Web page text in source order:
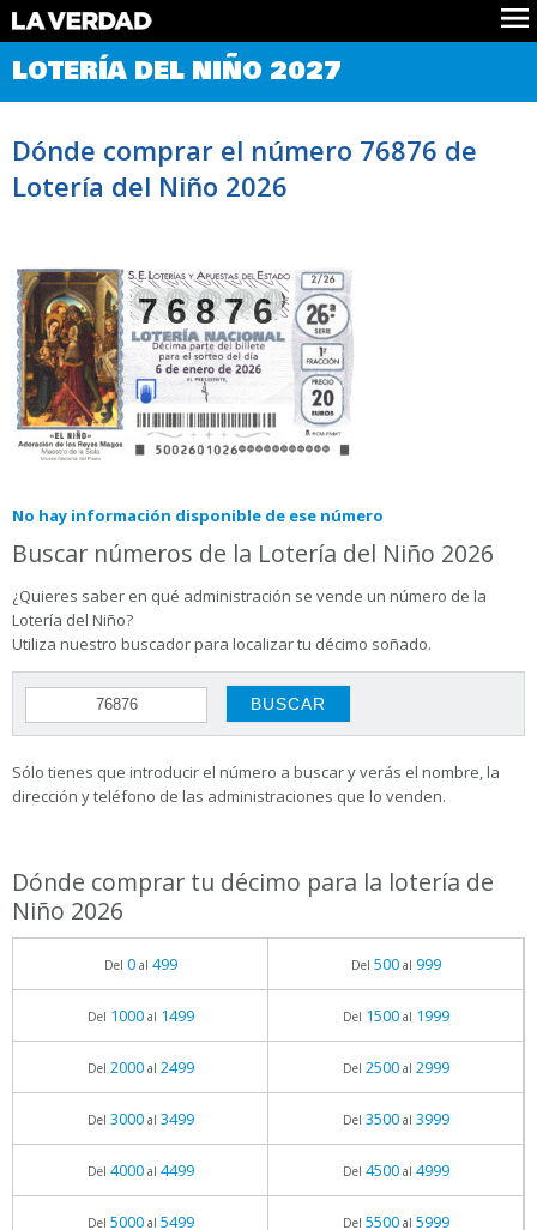
Comprobar Loteria del Niño
Premios
Noticias
Datos
LOTERÍA DEL NIÑO 2027
Dónde comprar el número 76876 de
Lotería del Niño 2026
76876
No hay información disponible de ese número
Buscar números de la Lotería del Niño 2026
¿Quieres saber en qué administración se vende un número de la
Lotería del Niño?
Utiliza nuestro buscador para localizar tu décimo soñado.
Sólo tienes que introducir el número a buscar y verás el nombre, la
dirección y teléfono de las administraciones que lo venden.
Dónde comprar tu décimo para la lotería de
Niño 2026
Del 0al 499 Del 500al 999
Del 1000al 1499 Del 1500al 1999
Del 2000al 2499 Del 2500al 2999
Del 3000al 3499 Del 3500al 3999
Del 4000al 4499 Del 4500al 4999
Del 5000al 5499 Del 5500al 5999